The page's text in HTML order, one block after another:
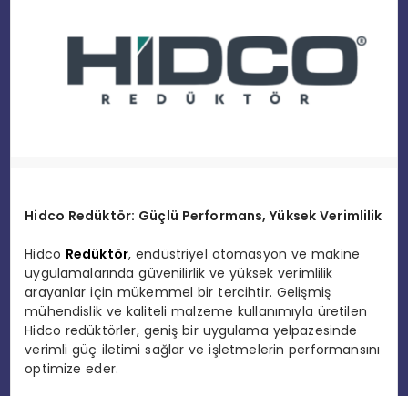
Hidco Redüktör: Güçlü Performans, Yüksek Verimlilik
Hidco Redüktör, endüstriyel otomasyon ve makine
uygulamalarında güvenilirlik ve yüksek verimlilik
arayanlar için mükemmel bir tercihtir. Gelişmiş
mühendislik ve kaliteli malzeme kullanımıyla üretilen
Hidco redüktörler, geniş bir uygulama yelpazesinde
verimli güç iletimi sağlar ve işletmelerin performansını
optimize eder.